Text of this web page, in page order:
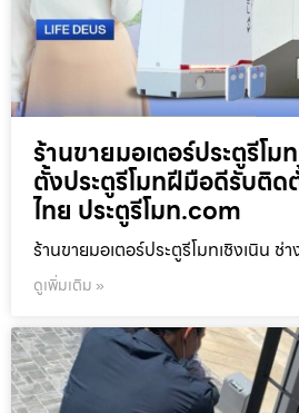
ร้านขายมอเตอร์ประตูรีโม
ตั้งประตูรีโมทฝีมือดีรับติด
ไทย ประตูรีโมท.com
ร้านขายมอเตอร์ประตูรีโมทเชิงเนิน ช่
ดูเพิ่มเติม »